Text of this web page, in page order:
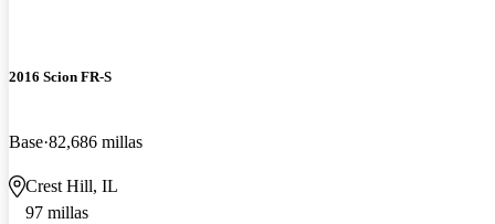
2016 Scion FR-S
Base 82,686 millas
Crest Hill, IL
97 millas